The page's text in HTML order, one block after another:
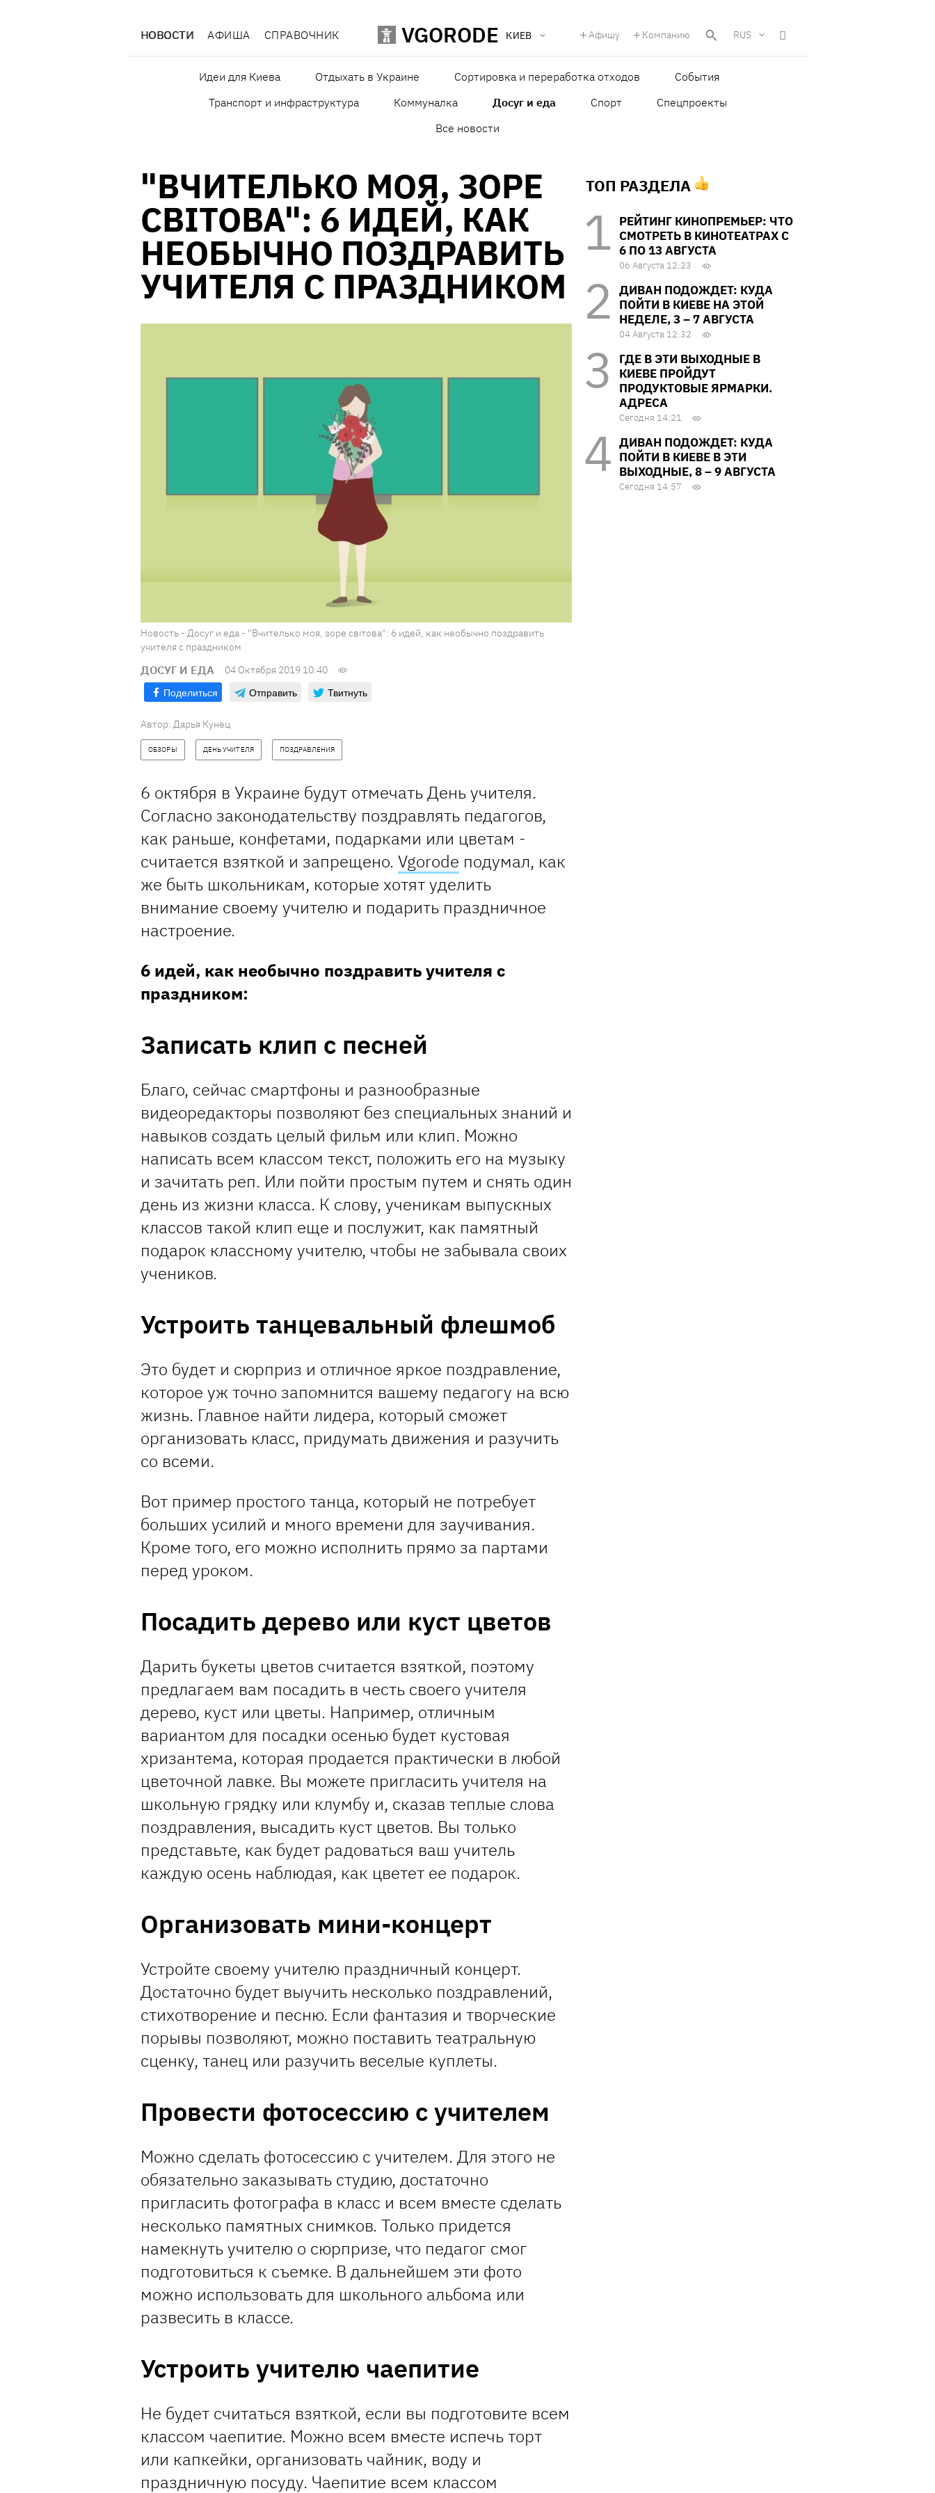
НОВОСТИ АФИША СПРАВОЧНИК VGORODE КИЕВ Афишу Компанию RUS
Идеи для Киева Отдыхать в Украине Сортировка и переработка отходов
События
Транспорт и инфраструктура
Коммуналка Досуг и еда Спорт
Спецпроекты
Все новости
"ВЧИТЕЛЬКО МОЯ, ЗОРЕ
СВІТОВА": 6 ИДЕЙ, КАК
НЕОБЫЧНО ПОЗДРАВИТЬ
УЧИТЕЛЯ С ПРАЗДНИКОМ
Новость - Досуг и еда - "Вчителько моя, зоре світова": 6 идей, как необычно поздравить
учителя с праздником
ДОСУГ И ЕДА 04 Октября 2019 10:40
Поделиться Отправить Твитнуть
Автор: Дарья Кунец
ОБЗОРЫ ДЕНЬ УЧИТЕЛЯ ПОЗДРАВЛЕНИЯ
6 октября в Украине будут отмечать День учителя.
Согласно законодательству поздравлять педагогов,
как раньше, конфетами, подарками или цветам -
считается взяткой и запрещено. Vgorode подумал, как
же быть школьникам, которые хотят уделить
внимание своему учителю и подарить праздничное
настроение.
6 идей, как необычно поздравить учителя с
праздником:
Записать клип с песней
Благо, сейчас смартфоны и разнообразные
видеоредакторы позволяют без специальных знаний и
навыков создать целый фильм или клип. Можно
написать всем классом текст, положить его на музыку
и зачитать реп. Или пойти простым путем и снять один
день из жизни класса. К слову, ученикам выпускных
классов такой клип еще и послужит, как памятный
подарок классному учителю, чтобы не забывала своих
учеников.
Устроить танцевальный флешмоб
Это будет и сюрприз и отличное яркое поздравление,
которое уж точно запомнится вашему педагогу на всю
жизнь. Главное найти лидера, который сможет
организовать класс, придумать движения и разучить
со всеми.
Вот пример простого танца, который не потребует
больших усилий и много времени для заучивания.
Кроме того, его можно исполнить прямо за партами
перед уроком.
Посадить дерево или куст цветов
Дарить букеты цветов считается взяткой, поэтому
предлагаем вам посадить в честь своего учителя
дерево, куст или цветы. Например, отличным
вариантом для посадки осенью будет кустовая
хризантема, которая продается практически в любой
цветочной лавке. Вы можете пригласить учителя на
школьную грядку или клумбу и, сказав теплые слова
поздравления, высадить куст цветов. Вы только
представьте, как будет радоваться ваш учитель
каждую осень наблюдая, как цветет ее подарок.
Организовать мини-концерт
Устройте своему учителю праздничный концерт.
Достаточно будет выучить несколько поздравлений,
стихотворение и песню. Если фантазия и творческие
порывы позволяют, можно поставить театральную
сценку, танец или разучить веселые куплеты.
Провести фотосессию с учителем
Можно сделать фотосессию с учителем. Для этого не
обязательно заказывать студию, достаточно
пригласить фотографа в класс и всем вместе сделать
несколько памятных снимков. Только придется
намекнуть учителю о сюрпризе, что педагог смог
подготовиться к съемке. В дальнейшем эти фото
можно использовать для школьного альбома или
развесить в классе.
Устроить учителю чаепитие
Не будет считаться взяткой, если вы подготовите всем
классом чаепитие. Можно всем вместе испечь торт
или капкейки, организовать чайник, воду и
праздничную посуду. Чаепитие всем классом
ТОП РАЗДЕЛА
РЕЙТИНГ КИНОПРЕМЬЕР: ЧТО
СМОТРЕТЬ В КИНОТЕАТРАХ С
6 ПО 13 АВГУСТА
06 Августа 12:23
ДИВАН ПОДОЖДЕТ: КУДА
ПОЙТИ В КИЕВЕ НА ЭТОЙ
НЕДЕЛЕ, 3 – 7 АВГУСТА
04 Августа 12:32
ГДЕ В ЭТИ ВЫХОДНЫЕ В
КИЕВЕ ПРОЙДУТ
ПРОДУКТОВЫЕ ЯРМАРКИ.
АДРЕСА
Сегодня 14:21
ДИВАН ПОДОЖДЕТ: КУДА
ПОЙТИ В КИЕВЕ В ЭТИ
ВЫХОДНЫЕ, 8 – 9 АВГУСТА
Сегодня 14:57